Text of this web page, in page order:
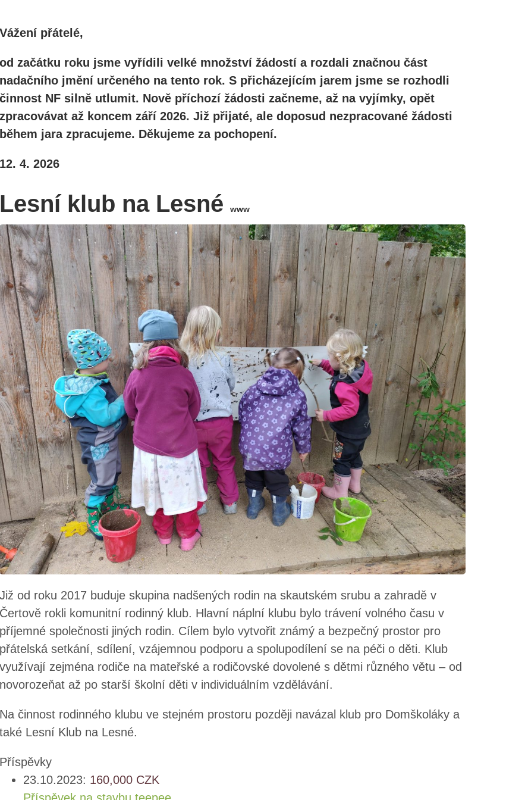
Vážení přátelé,
od začátku roku jsme vyřídili velké množství žádostí a rozdali značnou část
nadačního jmění určeného na tento rok. S přicházejícím jarem jsme se rozhodli
činnost NF silně utlumit. Nově příchozí žádosti začneme, až na vyjímky, opět
zpracovávat až koncem září 2026. Již přijaté, ale doposud nezpracované žádosti
během jara zpracujeme. Děkujeme za pochopení.
12. 4. 2026
Lesní klub na Lesné www
Již od roku 2017 buduje skupina nadšených rodin na skautském srubu a zahradě v
Čertově rokli komunitní rodinný klub. Hlavní náplní klubu bylo trávení volného času v
příjemné společnosti jiných rodin. Cílem bylo vytvořit známý a bezpečný prostor pro
přátelská setkání, sdílení, vzájemnou podporu a spolupodílení se na péči o děti. Klub
využívají zejména rodiče na mateřské a rodičovské dovolené s dětmi různého větu – od
novorozeňat až po starší školní děti v individuálním vzdělávání.
Na činnost rodinného klubu ve stejném prostoru později navázal klub pro Domškoláky a
také Lesní Klub na Lesné.
Příspěvky
23.10.2023: 160,000 CZK